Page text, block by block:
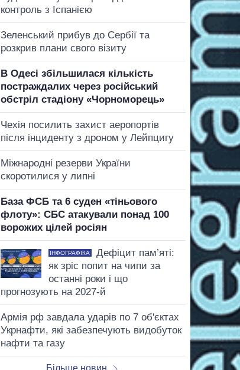
контроль з Іспанією
Зеленський прибув до Сербії та
розкрив плани свого візиту
В Одесі збільшилася кількість
постраждалих через російський
обстріл стадіону «Чорноморець»
Чехія посилить захист аеропортів
після інциденту з дроном у Лейпцигу
Міжнародні резерви України
скоротилися у липні
База ФСБ та 6 суден «тіньового
флоту»: СБС атакували понад 100
ворожих цілей росіян
ІНФОГРАФІКА
Дефіцит пам’яті:
як зріс попит на чипи за
останні роки і що
прогнозують на 2027-й
Армія рф завдала ударів по 7 об'єктах
Укрнафти, які забезпечують видобуток
нафти та газу
Більше новин